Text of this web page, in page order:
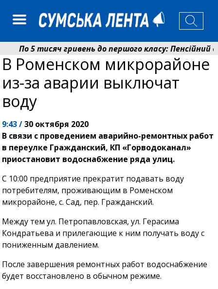
По 5 тисяч гривень до першого класу: Пенсійний
Ніколаєнко: у Сумах погодили 115 компенсацій на
В Роменском микрорайоне
из-за аварии выключат
воду
9:43 /30 октября 2020
В связи с проведением аварийно-ремонтных работ
в переулке Гражданский, КП «Горводоканал»
приостановит водоснабжение ряда улиц.
С 10:00 предприятие прекратит подавать воду
потребителям, проживающим в Роменском
микрорайоне, с. Сад, пер. Гражданский.
Между тем ул. Петропавловская, ул. Герасима
Кондратьева и прилегающие к ним получать воду с
пониженным давлением.
После завершения ремонтных работ водоснабжение
будет восстановлено в обычном режиме.